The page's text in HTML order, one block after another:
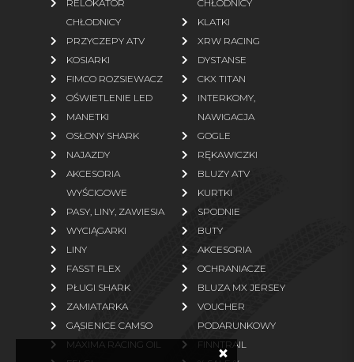
Wodery Komplety
Odzież polarowa
więcej
CZĘŚCI ZAMIENNE
Oryginalne części Linhai
Oryginalne części Segway
Oryginalne części Access
Motor
Oryginalne części Arctic Cat Paski napędowe zamienniki
Zamienniki (klocki, filtry) Części zamienne ogrodowe
więcej
×
RELOKATOR
CHŁODNICY
PRZYCZEPY ATV
KOSIARKI
FIMCO ROZSIEWACZ
OŚWIETLENIE LED
MANETKI
OSŁONY SHARK
NAJAZDY
AKCESORIA
WYŚCIGOWE
PASY, LINY, ZAWIESIA
WYCIĄGARKI
LINY
FASST FLEX
PŁUGI SHARK
ZAMIATARKA
GĄSIENICE CAMSO
MAXIMA RACING OIL
CHŁODNICY
KLATKI
XRW RACING
DYSTANSE
CKX TITAN
INTERKOMY,
NAWIGACJA
GOGLE
RĘKAWICZKI
BLUZY ATV
KURTKI
SPODNIE
BUTY
AKCESORIA
OCHRANIACZE
BLUZA MX JERSEY
VOUCHER
PODARUNKOWY
FINNTRAIL